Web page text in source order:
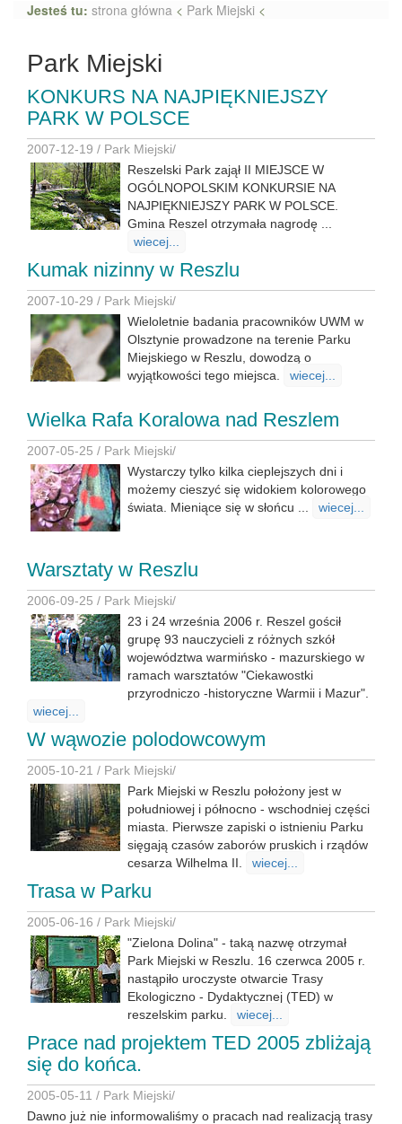
Jesteś tu: strona główna < Park Miejski <
Park Miejski
KONKURS NA NAJPIĘKNIEJSZY
PARK W POLSCE
2007-12-19 / Park Miejski/
Reszelski Park zajął II MIEJSCE W
OGÓLNOPOLSKIM KONKURSIE NA
NAJPIĘKNIEJSZY PARK W POLSCE.
Gmina Reszel otrzymała nagrodę ...
wiecej...
Kumak nizinny w Reszlu
2007-10-29 / Park Miejski/
Wieloletnie badania pracowników UWM w
Olsztynie prowadzone na terenie Parku
Miejskiego w Reszlu, dowodzą o
wyjątkowości tego miejsca.
wiecej...
Wielka Rafa Koralowa nad Reszlem
2007-05-25 / Park Miejski/
Wystarczy tylko kilka cieplejszych dni i
możemy cieszyć się widokiem kolorowego
świata. Mieniące się w słońcu ...
wiecej...
Warsztaty w Reszlu
2006-09-25 / Park Miejski/
23 i 24 września 2006 r. Reszel gościł
grupę 93 nauczycieli z różnych szkół
województwa warmińsko - mazurskiego w
ramach warsztatów "Ciekawostki
przyrodniczo -historyczne Warmii i Mazur".
wiecej...
W wąwozie polodowcowym
2005-10-21 / Park Miejski/
Park Miejski w Reszlu położony jest w
południowej i północno - wschodniej części
miasta. Pierwsze zapiski o istnieniu Parku
sięgają czasów zaborów pruskich i rządów
cesarza Wilhelma II.
wiecej...
Trasa w Parku
2005-06-16 / Park Miejski/
"Zielona Dolina" - taką nazwę otrzymał
Park Miejski w Reszlu. 16 czerwca 2005 r.
nastąpiło uroczyste otwarcie Trasy
Ekologiczno - Dydaktycznej (TED) w
reszelskim parku.
wiecej...
Prace nad projektem TED 2005 zbliżają
się do końca.
2005-05-11 / Park Miejski/
Dawno już nie informowaliśmy o pracach nad realizacją trasy